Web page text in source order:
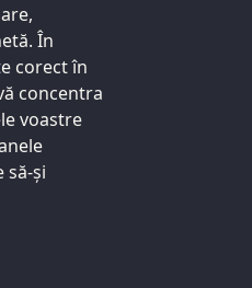
În
corect în
concentra
voastre
să-și